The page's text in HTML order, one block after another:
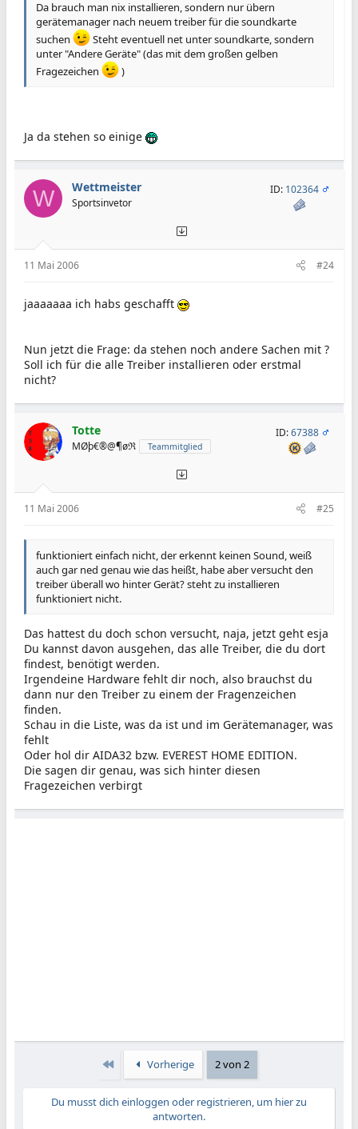
Da brauch man nix installieren, sondern nur übern
gerätemanager nach neuem treiber für die soundkarte
suchen
Steht eventuell net unter soundkarte, sondern
unter "Andere Geräte" (das mit dem großen gelben
Fragezeichen
)
Ja da stehen so einige
W Wettmeister
Sportsinvetor
ID: 102364
11 Mai 2006 #24
jaaaaaaa ich habs geschafft
Nun jetzt die Frage: da stehen noch andere Sachen mit ?
Soll ich für die alle Treiber installieren oder erstmal
nicht?
Totte
MØþ€®@¶øℜ Teammitglied
ID:67388
11 Mai 2006 #25
funktioniert einfach nicht, der erkennt keinen Sound, weiß
auch gar ned genau wie das heißt, habe aber versucht den
treiber überall wo hinter Gerät? steht zu installieren
funktioniert nicht.
Das hattest du doch schon versucht, naja, jetzt geht esja
Du kannst davon ausgehen, das alle Treiber, die du dort
findest, benötigt werden.
Irgendeine Hardware fehlt dir noch, also brauchst du
dann nur den Treiber zu einem der Fragenzeichen
finden.
Schau in die Liste, was da ist und im Gerätemanager, was
fehlt
Oder hol dir AIDA32 bzw. EVEREST HOME EDITION.
Die sagen dir genau, was sich hinter diesen
Fragezeichen verbirgt
Erste Vorherige 2 von 2
Du musst dich einloggen oder registrieren, um hier zu
antworten.